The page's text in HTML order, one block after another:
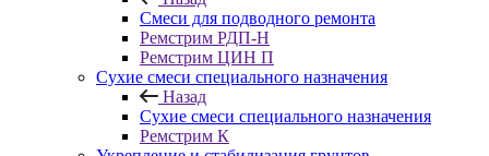
Смеси для подводного ремонта
Ремстрим РДП-Н
Ремстрим ЦИН П
Сухие смеси специального назначения
Назад
Сухие смеси специального назначения
Ремстрим К